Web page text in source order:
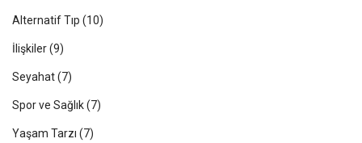
Alternatif Tıp (10)
İlişkiler(9)
Seyahat(7)
Spor ve Sağlık(7)
Yaşam Tarzı (7)